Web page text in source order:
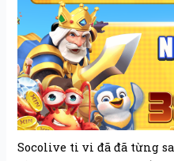
Socolive ti vi đã đã từng